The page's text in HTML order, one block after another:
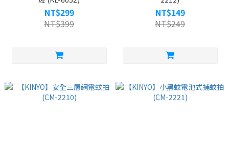
NT$299
NT$399
NT$149
NT$249